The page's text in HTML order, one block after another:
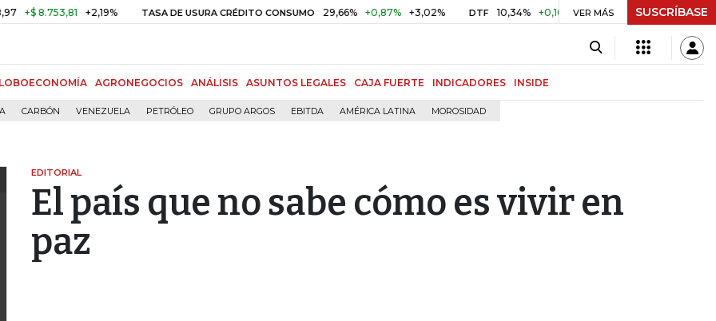
+2,19% TASA DE USURA CRÉDITO CONSUMO 29,66% +0,87% +3,02% DTF 10,34% +0,10% +0,98% UVR $ 416,86 +$ 0,05
VER MÁS SUSCRÍBASE
AGRONEGOCIOS ANÁLISIS ASUNTOS LEGALES CAJA FUERTE INDICADORES INSIDE
CARBÓN VENEZUELA PETRÓLEO GRUPO ARGOS EBITDA AMÉRICA LATINA MOROSIDAD
EDITORIAL
El país que no sabe cómo es vivir en
paz